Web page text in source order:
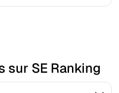
sur SE Ranking